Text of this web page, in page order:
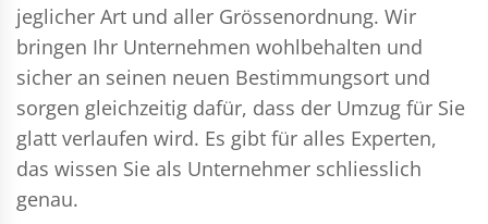
jeglicher Art und aller Grössenordnung. Wir
bringen Ihr Unternehmen wohlbehalten und
sicher an seinen neuen Bestimmungsort und
sorgen gleichzeitig dafür, dass der Umzug für Sie
glatt verlaufen wird. Es gibt für alles Experten,
das wissen Sie als Unternehmer schliesslich
genau.